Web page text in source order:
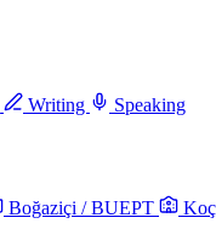
Writing Speaking
Boğaziçi / BUEPT